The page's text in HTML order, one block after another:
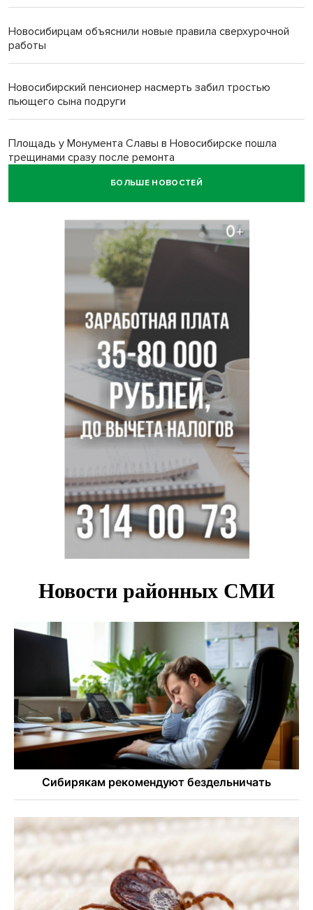
Новосибирцам объяснили новые правила сверхурочной
работы
Новосибирский пенсионер насмерть забил тростью
пьющего сына подруги
Площадь у Монумента Славы в Новосибирске пошла
трещинами сразу после ремонта
БОЛЬШЕ НОВОСТЕЙ